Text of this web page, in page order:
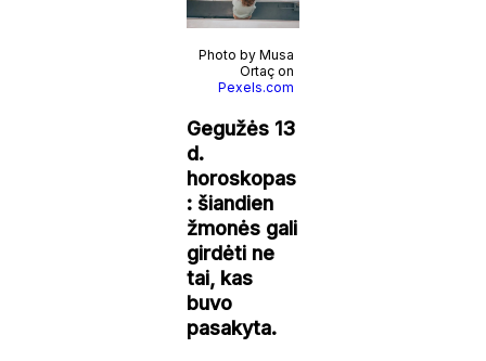
Photo by Musa
Ortaç on
Pexels.com
Gegužės 13
d.
horoskopas
: šiandien
žmonės gali
girdėti ne
tai, kas
buvo
pasakyta.